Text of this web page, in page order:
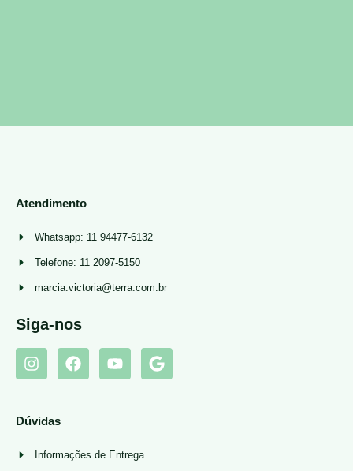
Atendimento
Whatsapp: 11 94477-6132
Telefone: 11 2097-5150
marcia.victoria@terra.com.br
Siga-nos
Dúvidas
Informações de Entrega